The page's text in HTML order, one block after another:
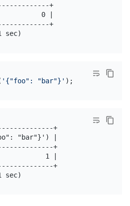
+
0 |
+
'{"foo": "bar"}'
+
"bar"}') |
+
1 |
+